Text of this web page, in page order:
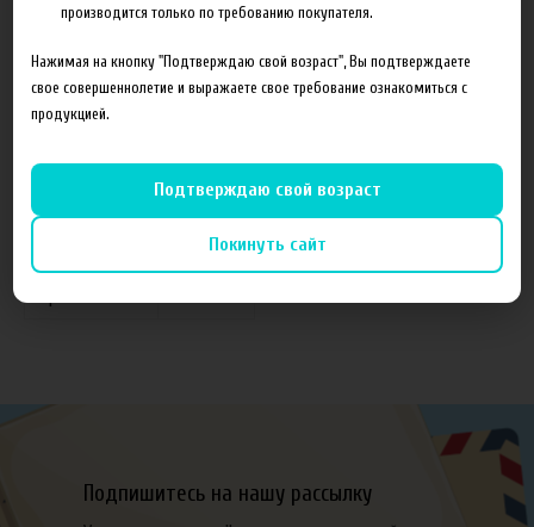
Производитель
Подпишитесь на нашу рассылку
производится только по требованию покупателя.
Нажимая на кнопку "Подтверждаю свой возраст", Вы подтверждаете
свое совершеннолетие и выражаете свое требование ознакомиться с
продукцией.
Подтверждаю свой возраст
Покинуть сайт